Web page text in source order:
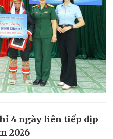
4 ngày liên tiếp dịp
2026